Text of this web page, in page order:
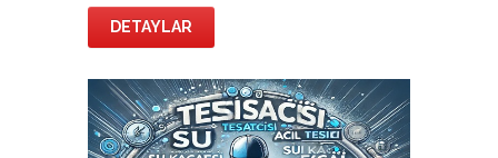
DETAYLAR